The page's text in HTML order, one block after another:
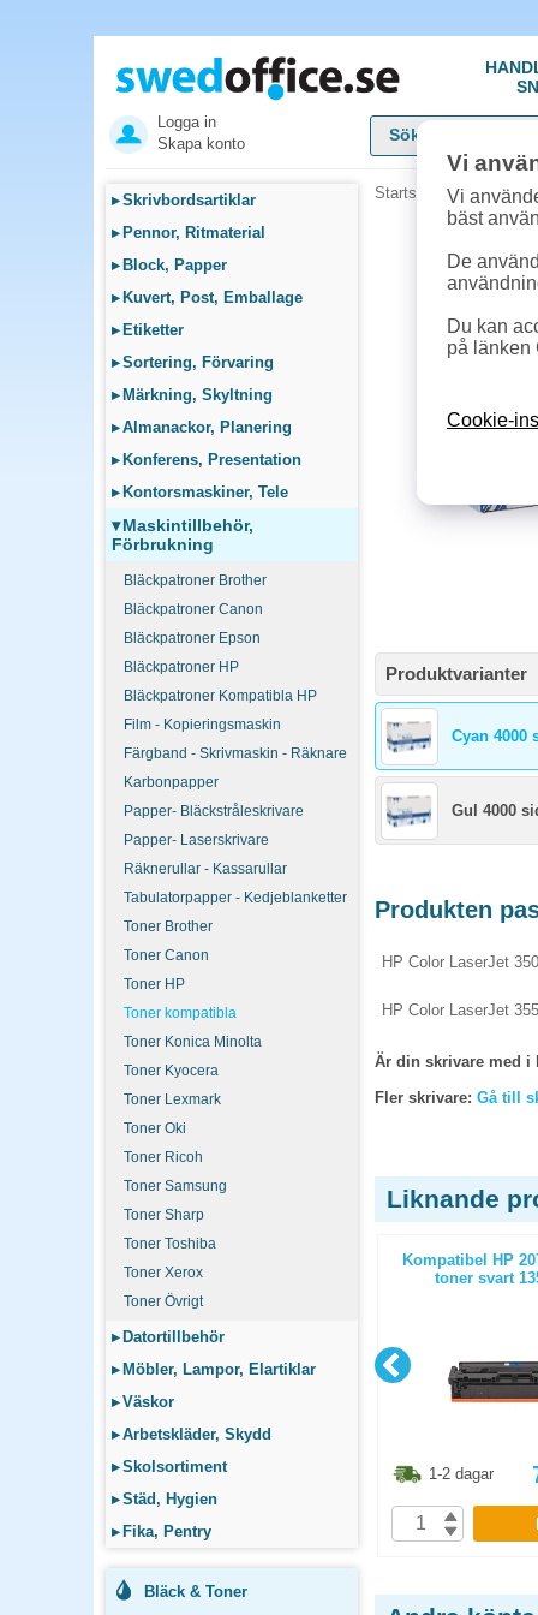
Logga in
Skapa konto
▸Skrivbordsartiklar
▸ Pennor, Ritmaterial
▸ Block, Papper
▸ Kuvert, Post, Emballage
▸ Etiketter
▸Sortering, Förvaring
▸ Märkning, Skyltning
▸Almanackor, Planering
▸ Konferens, Presentation
▸ Kontorsmaskiner, Tele
▾Maskintillbehör,
Förbrukning
Bläckpatroner Brother
Bläckpatroner Canon
Bläckpatroner Epson
Bläckpatroner HP
Bläckpatroner Kompatibla HP
Film - Kopieringsmaskin
Färgband - Skrivmaskin - Räknare
Karbonpapper
Papper- Bläckstråleskrivare
Papper- Laserskrivare
Räknerullar - Kassarullar
Tabulatorpapper - Kedjeblanketter
Toner Brother
Toner Canon
Toner HP
Toner kompatibla
Toner Konica Minolta
Toner Kyocera
Toner Lexmark
Toner Oki
Toner Ricoh
Toner Samsung
Toner Sharp
Toner Toshiba
Toner Xerox
Toner Övrigt
▸ Datortillbehör
▸ Möbler, Lampor, Elartiklar
▸Väskor
▸Arbetskläder, Skydd
▸Skolsortiment
▸Städ, Hygien
▸ Fika, Pentry
Bläck & Toner
Startsida »
Produktvarianter
Cyan 4000
Gul 4000
Produkten
HP Color LaserJet
HP Color LaserJet
Är din skrivare med i
Fler skrivare: Gå till
Liknande
1-2 dagar
Kompatibel HP
toner svart
1-2 dagar
Vi
Vi
bäst
De
Du kan
på länken
Cookie-